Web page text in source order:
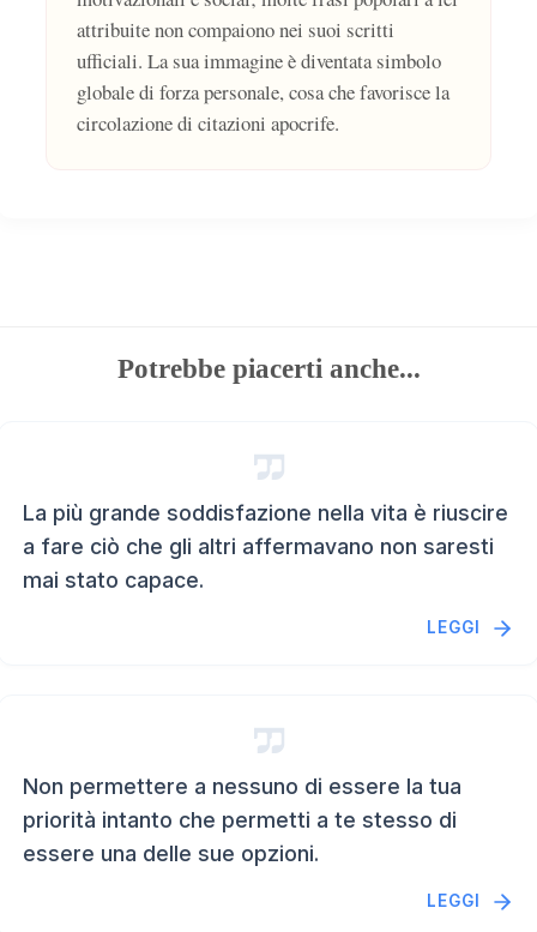
attribuite non compaiono nei suoi scritti
ufficiali. La sua immagine è diventata simbolo
globale di forza personale, cosa che favorisce la
circolazione di citazioni apocrife.
Potrebbe piacerti anche...
La più grande soddisfazione nella vita è riuscire
a fare ciò che gli altri affermavano non saresti
mai stato capace.
LEGGI
Non permettere a nessuno di essere la tua
priorità intanto che permetti a te stesso di
essere una delle sue opzioni.
LEGGI